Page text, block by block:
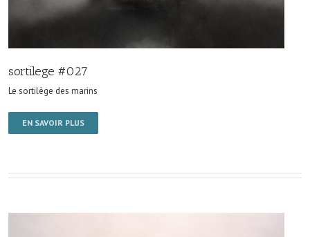
sortilege #027
Le sortilège des marins
EN SAVOIR PLUS